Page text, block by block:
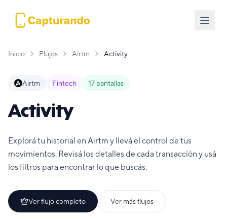
Inicio Flujos Airtm Activity
Airtm Fintech 17 pantallas
Activity
Explorá tu historial en Airtm y llevá el control de tus
movimientos. Revisá los detalles de cada transacción y usá
los filtros para encontrar lo que buscás.
Ver flujo completo Ver más flujos